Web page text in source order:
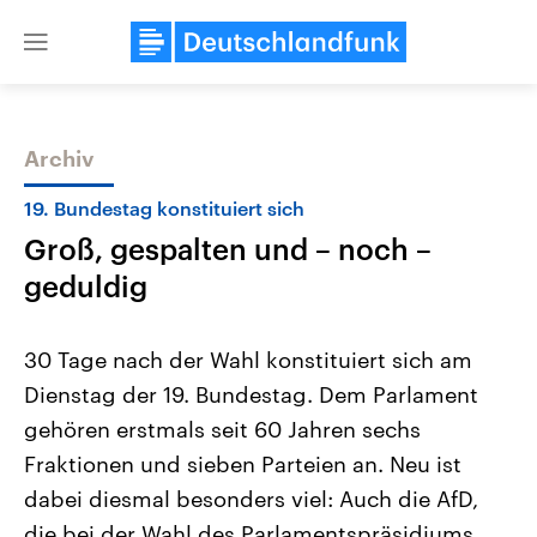
Close
Themen
Landtagswahl Sachsen-Anhalt
2026
Alle Informationen
Sachsen-Anhalt wählt am 6.
September 2026 einen neuen
Landtag. Seit 2021 wird das
Bundesland von einer Koalition aus
Aktuelle Beiträge,
Hintergründe
Wirtschaftlich und
gehören die Vereinigten
den mächtigsten Ländern
mit großem Einfluss auf
Archiv
19. Bundestag konstituiert sich
Groß, gespalten und – noch –
geduldig
30 Tage nach der Wahl konstituiert sich am
Dienstag der 19. Bundestag. Dem Parlament
gehören erstmals seit 60 Jahren sechs
Fraktionen und sieben Parteien an. Neu ist
dabei diesmal besonders viel: Auch die AfD,